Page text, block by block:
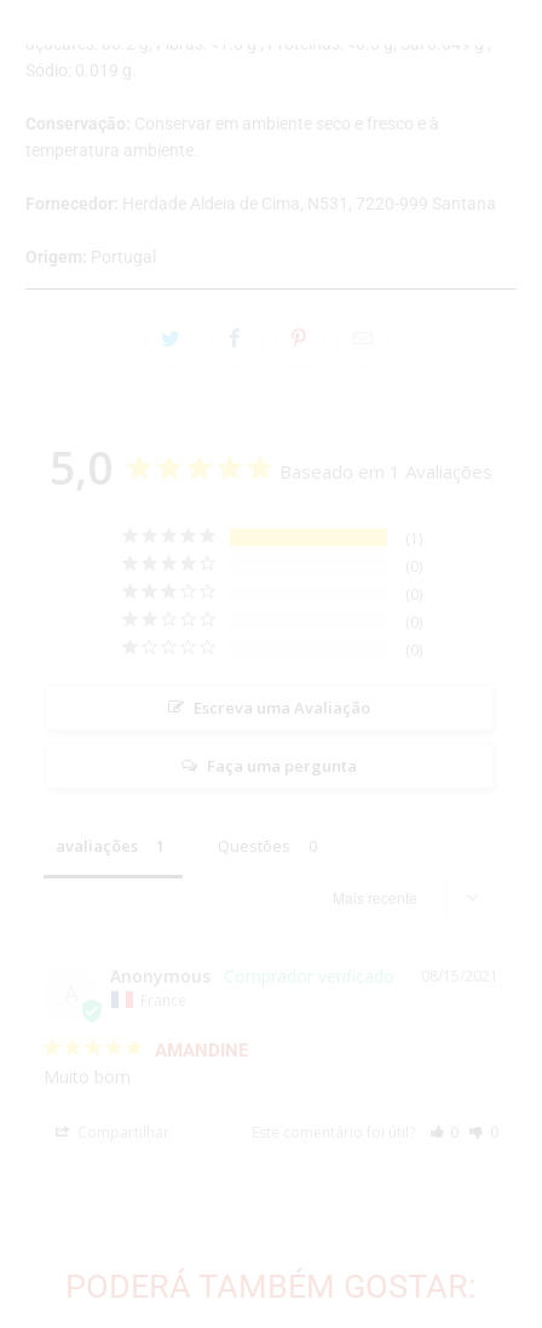
açúcares: 86.2 g; Fibras: <1.0 g ; Proteínas: <0.3 g; Sal 0.049 g ;
Sódio: 0.019 g.
Conservação: Conservar em ambiente seco e fresco e à
temperatura ambiente.
Fornecedor: Herdade Aldeia de Cima, N531, 7220-999 Santana
Origem: Portugal
5,0 Baseado em 1 Avaliações
Escreva uma Avaliação
Faça uma pergunta
avaliações Questões
Anonymous
AMANDINE
Muito bom
PODERÁ TAMBÉM GOSTAR: